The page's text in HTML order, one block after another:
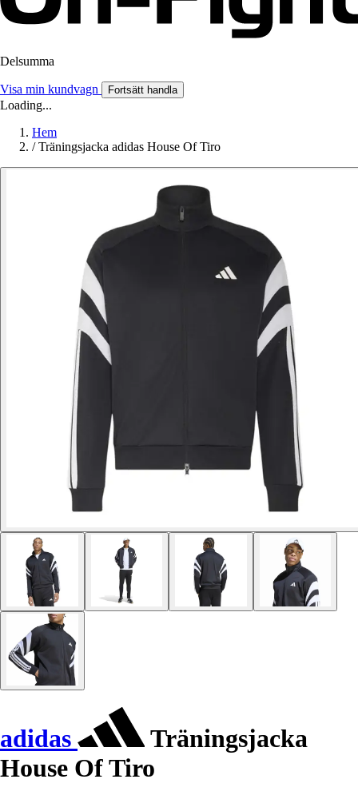
Delsumma
Visa min kundvagn Fortsätt handla
Loading...
Hem
/ Träningsjacka adidas House Of Tiro
adidas
Träningsjacka
House Of Tiro